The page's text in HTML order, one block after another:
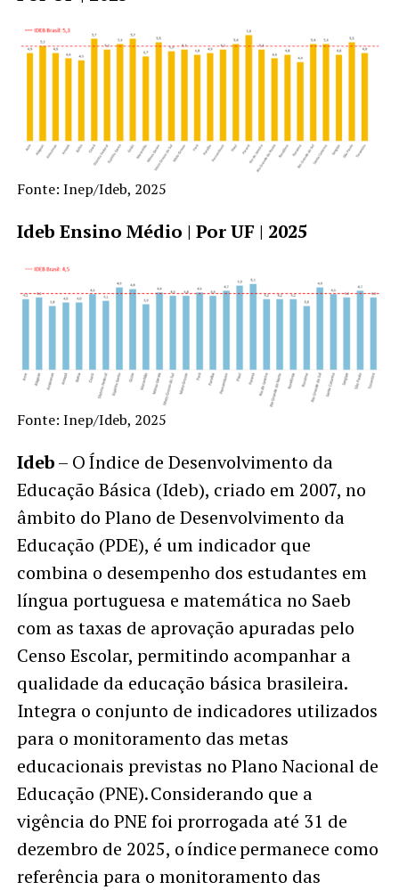
Fonte: Inep/Ideb, 2025
Ideb Ensino Médio | Por UF | 2025
Fonte: Inep/Ideb, 2025
Ideb– O Índice de Desenvolvimento da
Educação Básica (Ideb), criado em 2007, no
âmbito do Plano de Desenvolvimento da
Educação (PDE), é um indicador que
combina o desempenho dos estudantes em
língua portuguesa e matemática no Saeb
com as taxas de aprovação apuradas pelo
Censo Escolar, permitindo acompanhar a
qualidade da educação básica brasileira.
Integra o conjunto de indicadores utilizados
para o monitoramento das metas
educacionais previstas no Plano Nacional de
Educação (PNE). Considerando que a
vigência do PNE foi prorrogada até 31 de
dezembro de 2025, o índice permanece como
referência para o monitoramento das